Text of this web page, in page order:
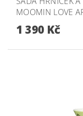
MOOMIN LOVE
1 390 Kč